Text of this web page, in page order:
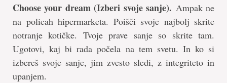
Choose your dream (Izberi svoje sanje). Ampak ne
na policah hipermarketa. Poišči svoje najbolj skrite
notranje kotičke. Tvoje prave sanje so skrite tam.
Ugotovi, kaj bi rada počela na tem svetu. In ko si
izbereš svoje sanje, jim zvesto sledi, z integriteto in
upanjem.